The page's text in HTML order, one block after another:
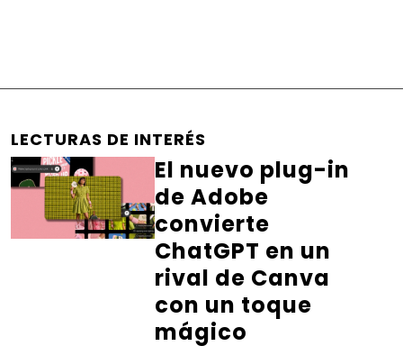
LECTURAS DE INTERÉS
El nuevo plug-in
de Adobe
convierte
ChatGPT en un
rival de Canva
con un toque
mágico